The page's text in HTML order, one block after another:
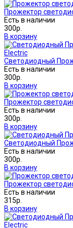
Прожектор
Есть в наличии
300р.
В корзину
Светодиодный
Есть в наличии
300р.
В корзину
Прожектор
Есть в наличии
300р.
В корзину
Светодиодный
Есть в наличии
300р.
В корзину
Прожектор
Есть в наличии
315р.
В корзину